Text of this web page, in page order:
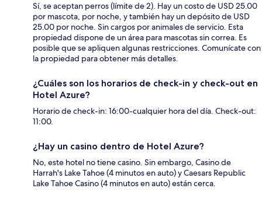
Sí, se aceptan perros (límite de 2). Hay un costo de USD 25.00
por mascota, por noche, y también hay un depósito de USD
25.00 por noche. Sin cargos por animales de servicio. Esta
propiedad dispone de un área para mascotas sin correa. Es
posible que se apliquen algunas restricciones. Comunícate con
la propiedad para obtener más detalles.
¿Cuáles son los horarios de check-in y check-out en
Hotel Azure?
Horario de check-in: 16:00-cualquier hora del día. Check-out:
11:00.
¿Hay un casino dentro de Hotel Azure?
No, este hotel no tiene casino. Sin embargo, Casino de
Harrah's Lake Tahoe (4 minutos en auto) y Caesars Republic
Lake Tahoe Casino (4 minutos en auto) están cerca.